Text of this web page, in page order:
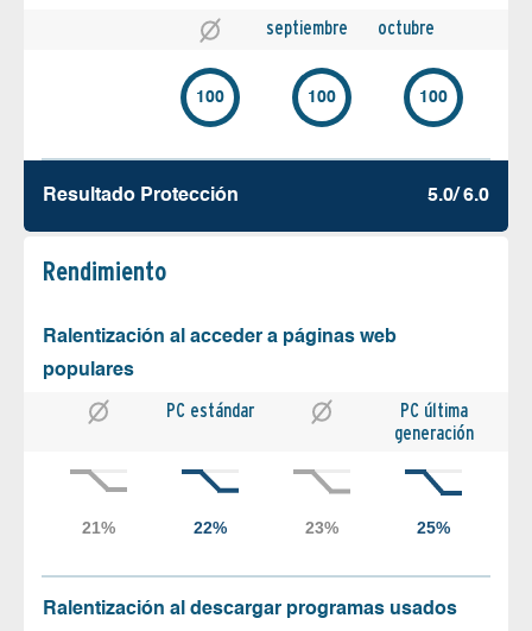
septiembre octubre
100 100 100
Resultado Protección 5.0/ 6.0
Rendimiento
Ralentización al acceder a páginas web
populares
PC estándar
PC última
generación
Ralentización al descargar programas usados